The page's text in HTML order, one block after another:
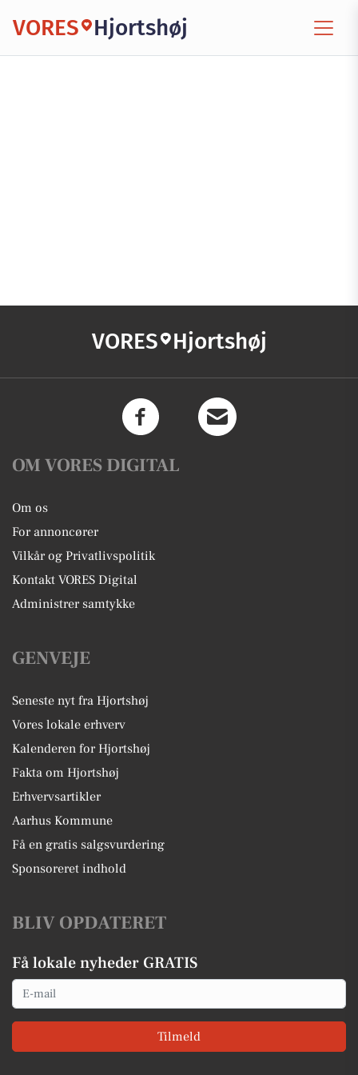
VORES Hjortshøj
VORES Hjortshøj
OM VORES DIGITAL
Om os
For annoncører
Vilkår og Privatlivspolitik
Kontakt VORES Digital
Administrer samtykke
GENVEJE
Seneste nyt fra Hjortshøj
Vores lokale erhverv
Kalenderen for Hjortshøj
Fakta om Hjortshøj
Erhvervsartikler
Aarhus Kommune
Få en gratis salgsvurdering
Sponsoreret indhold
BLIV OPDATERET
Få lokale nyheder GRATIS
Email
Tilmeld